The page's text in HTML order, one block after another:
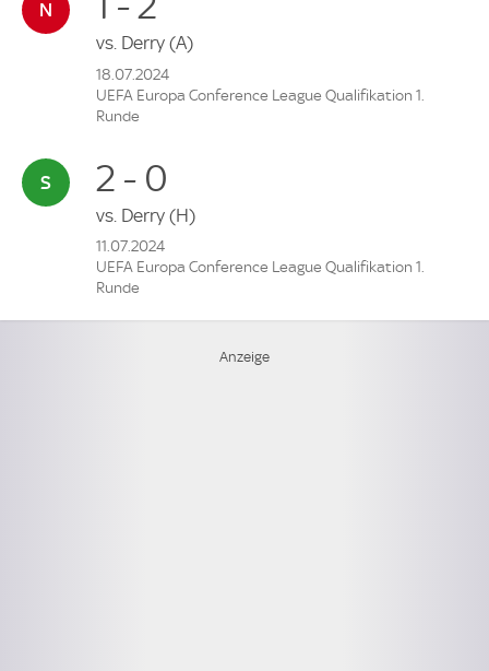
vs. Derry (A)
18.07.2024
UEFA Europa Conference League Qualifikation 1.
Runde
2 - 0
vs. Derry (H)
11.07.2024
UEFA Europa Conference League Qualifikation 1.
Runde